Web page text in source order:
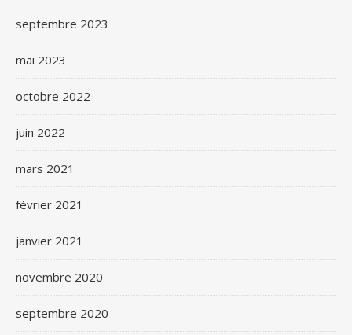
septembre 2023
mai 2023
octobre 2022
juin 2022
mars 2021
février 2021
janvier 2021
novembre 2020
septembre 2020